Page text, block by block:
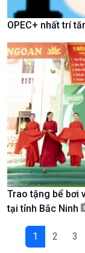
Podcast
OPEC+ nhất trí
Trao tặng bể bơi
tại tỉnh Bắc Ninh
1 2 3